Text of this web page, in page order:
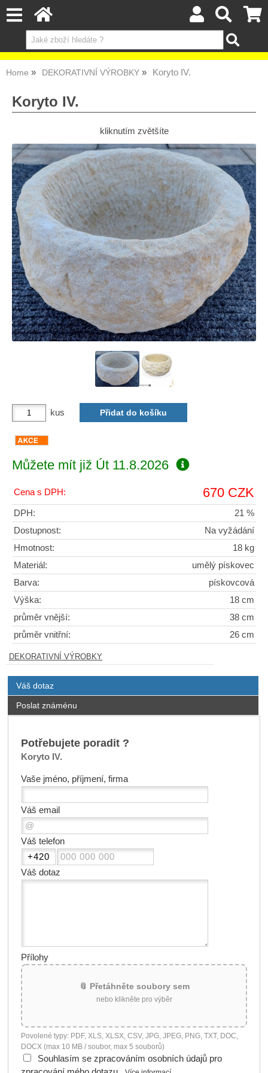
Home DEKORATIVNÍ VÝROBKY Koryto IV.
Koryto IV.
kliknutím zvětšíte
kus
Můžete mít již Út 11.8.2026
Cena s DPH: 670 CZK
DPH:
21 %
Dostupnost:
Na vyžádání
Hmotnost:
18 kg
Materiál:
umělý pískovec
Barva:
pískovcová
Výška:
18 cm
průměr vnější:
38 cm
průměr vnitřní:
26 cm
DEKORATIVNÍ VÝROBKY
Váš dotaz
Poslat známénu
Potřebujete poradit ?
Koryto IV.
Vaše jméno, příjmení, firma
Váš email
Váš telefon
Váš dotaz
Přílohy
📎 Přetáhněte soubory sem
nebo klikněte pro výběr
Povolené typy: PDF, XLS, XLSX, CSV, JPG, JPEG, PNG, TXT, DOC,
DOCX (max 10 MB / soubor, max 5 souborů)
Souhlasím se zpracováním osobních údajů pro